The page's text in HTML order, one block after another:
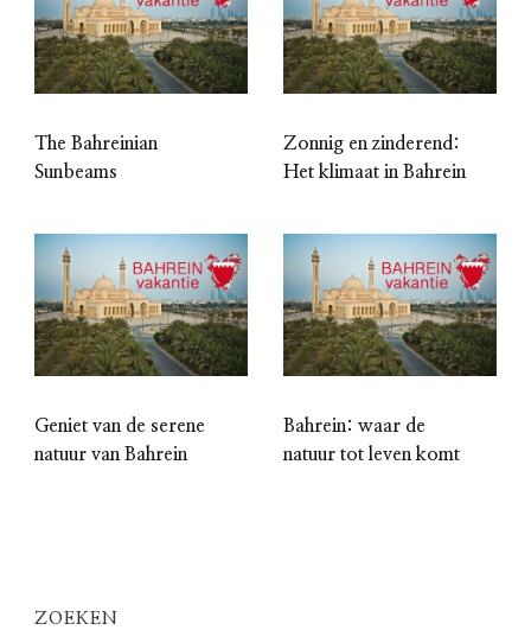
The Bahreinian
Sunbeams
Zonnig en zinderend:
Het klimaat in Bahrein
Geniet van de serene
natuur van Bahrein
Bahrein: waar de
natuur tot leven komt
ZOEKEN